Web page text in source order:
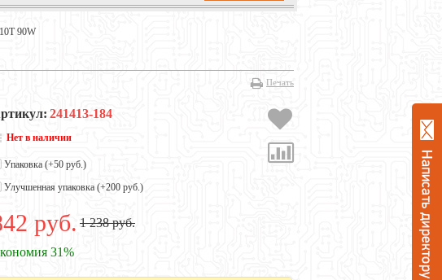
90W
Печать
241413-184
Нет в наличии
Упаковка (+50 руб.)
Улучшенная упаковка (+200 руб.)
руб. 1 238 руб.
31%